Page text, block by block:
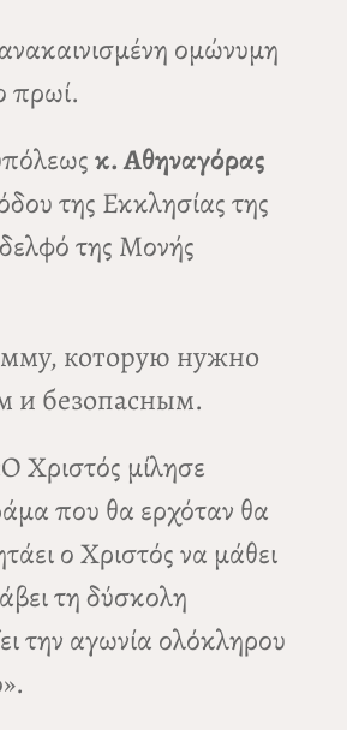
ομώνυμη
πρωί.
κ. Αθηναγόρας
της Εκκλησίας της
της Μονής
которую нужно
и безопасным.
Χριστός μίλησε
που θα ερχόταν θα
ο Χριστός να μάθει
τη δύσκολη
την αγωνία ολόκληρου